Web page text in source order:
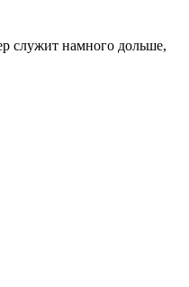
служит намного дольше,